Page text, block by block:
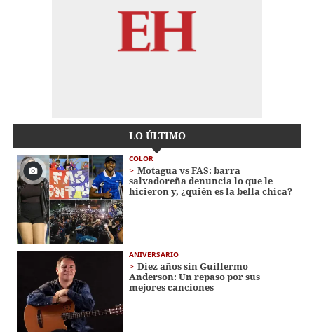
LO ÚLTIMO
COLOR
Motagua vs FAS: barra
salvadoreña denuncia lo que le
hicieron y, ¿quién es la bella chica?
ANIVERSARIO
Diez años sin Guillermo
Anderson: Un repaso por sus
mejores canciones